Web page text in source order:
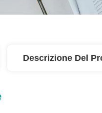
Descrizione Del